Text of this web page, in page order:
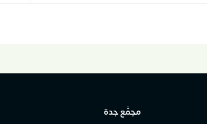
مجمَّع جدة